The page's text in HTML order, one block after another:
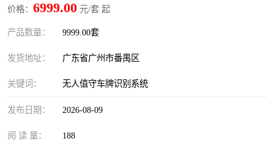
价格： 6999.00 元/套 起
产品数量： 9999.00套
发货地址： 广东省广州市番禺区
关键词： 无人值守车牌识别系统
发布日期： 2026-08-09
阅 读 量： 188